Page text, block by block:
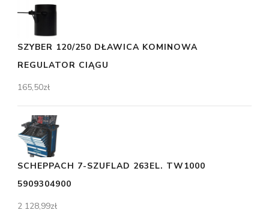
SZYBER 120/250 DŁAWICA KOMINOWA
REGULATOR CIĄGU
165,50zł
SCHEPPACH 7-SZUFLAD 263EL. TW1000
5909304900
2 128,99zł